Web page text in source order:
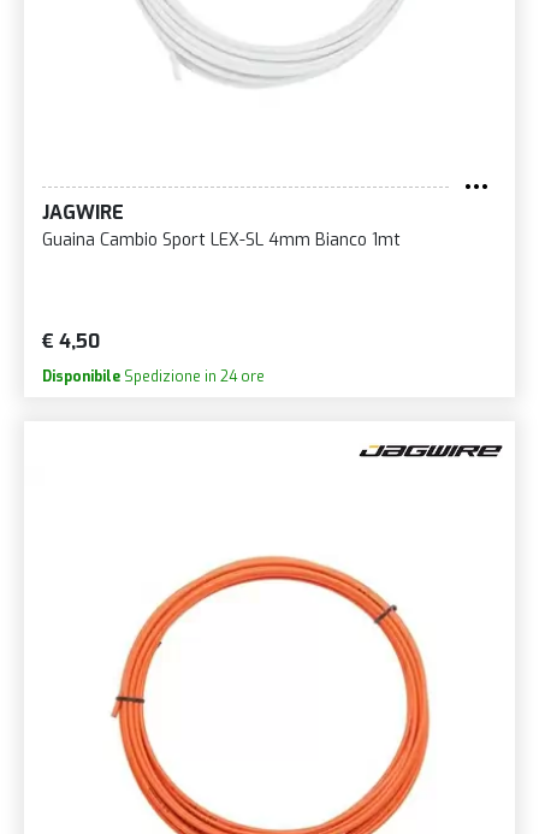
JAGWIRE
Guaina Cambio Sport LEX-SL 4mm Bianco 1mt
€ 4,50
Disponibile Spedizione in 24 ore